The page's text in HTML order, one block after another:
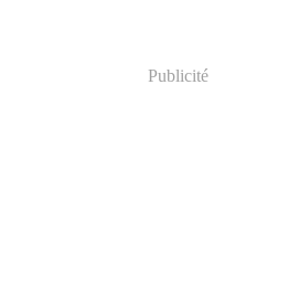
Publicité